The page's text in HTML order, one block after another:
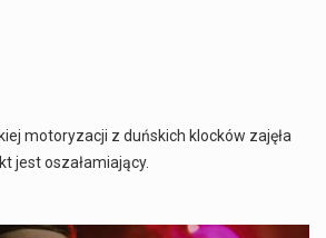
motoryzacji z duńskich klocków zajęła
jest oszałamiający.